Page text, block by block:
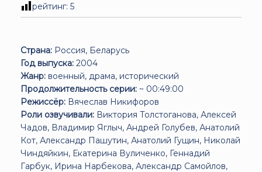
рейтинг: 5
Страна: Россия, Беларусь
Год выпуска: 2004
Жанр: военный, драма, исторический
Продолжительность серии: ~ 00:49:00
Режиссёр: Вячеслав Никифоров
Роли озвучивали: Виктория Толстоганова, Алексей
Чадов, Владимир Яглыч, Андрей Голубев, Анатолий
Кот, Александр Пашутин, Анатолий Гущин, Николай
Чиндяйкин, Екатерина Вуличенко, Геннадий
Гарбук, Ирина Нарбекова, Александр Самойлов,